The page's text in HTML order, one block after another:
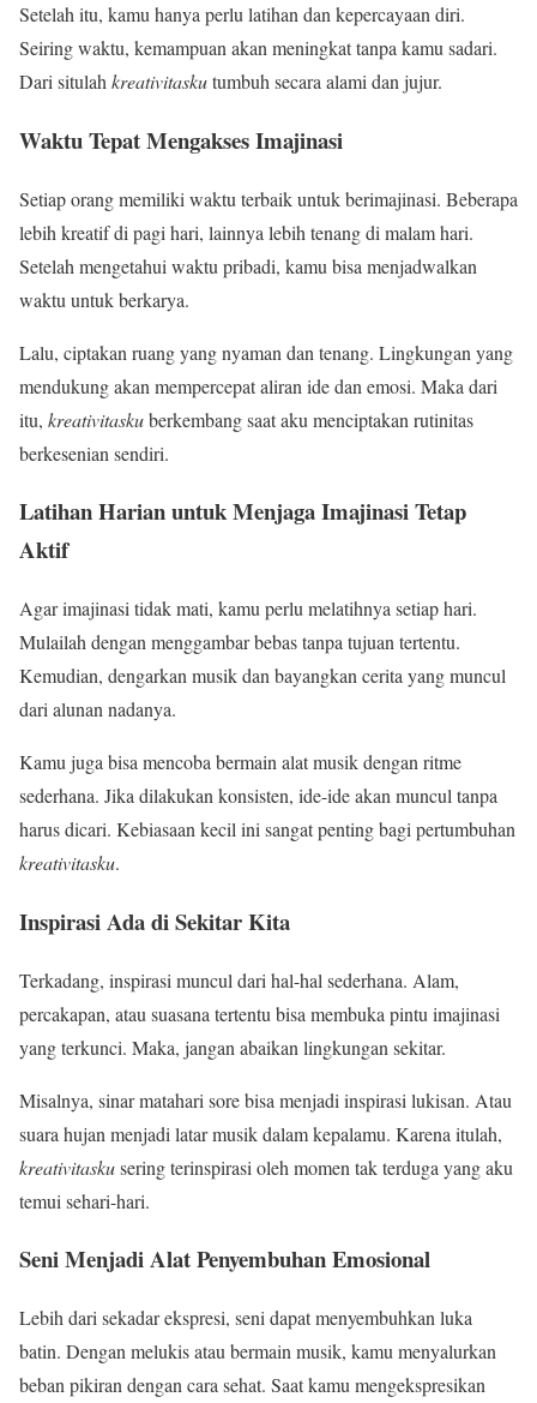
Setelah itu, kamu hanya perlu latihan dan kepercayaan diri.
Seiring waktu, kemampuan akan meningkat tanpa kamu sadari.
Dari situlah kreativitaskutumbuh secara alami dan jujur.
Waktu Tepat Mengakses Imajinasi
Setiap orang memiliki waktu terbaik untuk berimajinasi. Beberapa
lebih kreatif di pagi hari, lainnya lebih tenang di malam hari.
Setelah mengetahui waktu pribadi, kamu bisa menjadwalkan
waktu untuk berkarya.
Lalu, ciptakan ruang yang nyaman dan tenang. Lingkungan yang
mendukung akan mempercepat aliran ide dan emosi. Maka dari
itu, kreativitaskuberkembang saat aku menciptakan rutinitas
berkesenian sendiri.
Latihan Harian untuk Menjaga Imajinasi Tetap
Aktif
Agar imajinasi tidak mati, kamu perlu melatihnya setiap hari.
Mulailah dengan menggambar bebas tanpa tujuan tertentu.
Kemudian, dengarkan musik dan bayangkan cerita yang muncul
dari alunan nadanya.
Kamu juga bisa mencoba bermain alat musik dengan ritme
sederhana. Jika dilakukan konsisten, ide-ide akan muncul tanpa
harus dicari. Kebiasaan kecil ini sangat penting bagi pertumbuhan
kreativitasku.
Inspirasi Ada di Sekitar Kita
Terkadang, inspirasi muncul dari hal-hal sederhana. Alam,
percakapan, atau suasana tertentu bisa membuka pintu imajinasi
yang terkunci. Maka, jangan abaikan lingkungan sekitar.
Misalnya, sinar matahari sore bisa menjadi inspirasi lukisan. Atau
suara hujan menjadi latar musik dalam kepalamu. Karena itulah,
kreativitaskusering terinspirasi oleh momen tak terduga yang aku
temui sehari-hari.
Seni Menjadi Alat Penyembuhan Emosional
Lebih dari sekadar ekspresi, seni dapat menyembuhkan luka
batin. Dengan melukis atau bermain musik, kamu menyalurkan
beban pikiran dengan cara sehat. Saat kamu mengekspresikan